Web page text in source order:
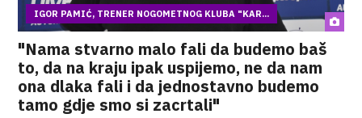
IGOR PAMIĆ, TRENER NOGOMETNOG KLUBA "KAR...
"Nama stvarno malo fali da budemo baš
to, da na kraju ipak uspijemo, ne da nam
ona dlaka fali i da jednostavno budemo
tamo gdje smo si zacrtali"